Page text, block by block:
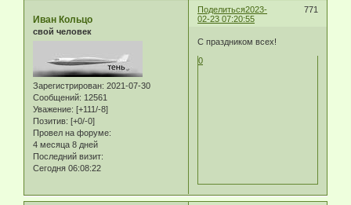
Поделиться 771
2023-
02-23 07:20:55
Иван Кольцо
свой человек
Зарегистрирован: 2021-07-30
Сообщений: 12561
Уважение: [+111/-8]
Позитив: [+0/-0]
Провел на форуме:
4 месяца 8 дней
Последний визит:
Сегодня 06:08:22
С праздником всех!
0